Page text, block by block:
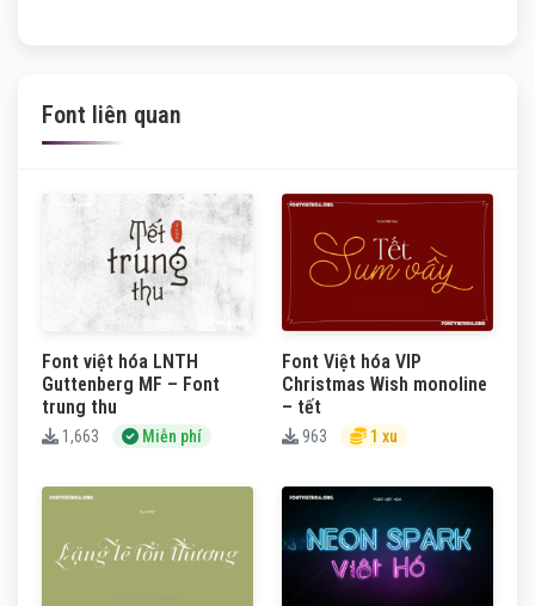
Font liên quan
Font việt hóa LNTH
Guttenberg MF – Font
trung thu
1,663 Miễn phí
Font Việt hóa VIP
Christmas Wish monoline
– tết
963 1 xu